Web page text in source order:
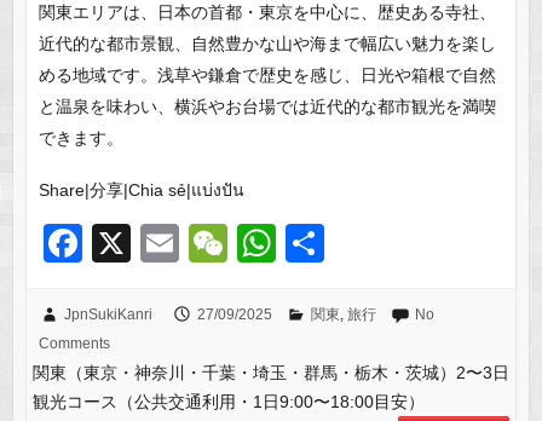
関東エリアは、日本の首都・東京を中心に、歴史ある寺社、
近代的な都市景観、自然豊かな山や海まで幅広い魅力を楽し
める地域です。浅草や鎌倉で歴史を感じ、日光や箱根で自然
と温泉を味わい、横浜やお台場では近代的な都市観光を満喫
できます。
Share|分享|Chia sẻ|แบ่งปัน
F
c
e
b
X
E
ail
W
C
h
at
W
at
s
A
JpnSukiKanri 27/09/2025 関東, 旅行
No
Comments
関東（東京・神奈川・千葉・埼玉・群馬・栃木・茨城）2〜3日
観光コース（公共交通利用・1日9:00〜18:00目安）